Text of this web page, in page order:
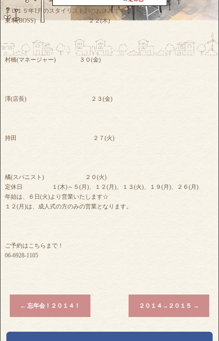
２０１５年1月のスタイリスト別のお休みです！
東本(BOSS) ２２(木)
村橋(マネージャー) ３０(金)
澤(店長) ２３(金)
持田 ２７(火)
橘(スパニスト) ２０(火)
定休日 １(木)～５(月)、１２(月)、１３(火)、１９(月)、２６(月)
年始は、６日(火)より営業いたします☆
１２(月)は、成人式の方のみの営業となります。
ご予約はこちらまで！
06-6928-1105
← 忘年会！２０１４！ ２０１４→２０１５ →